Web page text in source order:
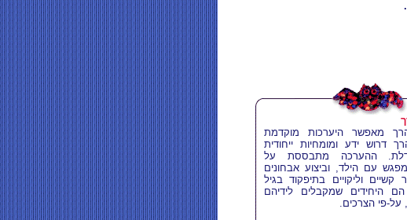
מאפשר היערכות מוקדמת
דרוש ידע ומומחיות ייחודית
ההערכה מתבססת על
עם הילד, וביצוע אבחונים
קשיים וליקויים בתיפקוד בגיל
היחידים שמקבלים לידיהם
על-פי הצרכים.